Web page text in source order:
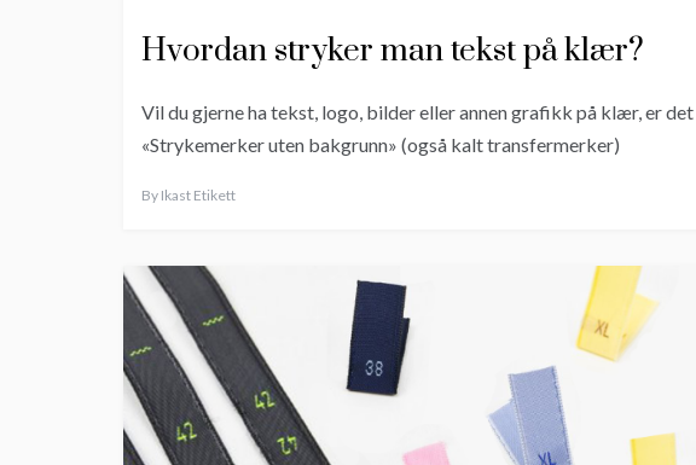
Hvordan stryker man tekst på klær?
Vil du gjerne ha tekst, logo, bilder eller annen grafikk på klær, er
«Strykemerker uten bakgrunn» (også kalt transfermerker)
By Ikast Etikett